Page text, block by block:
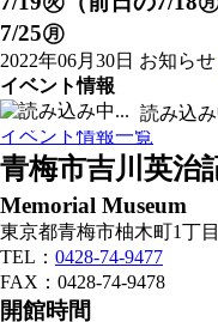
7/25㊊
2022年06月30日 お知らせ
イベント情報
読み込
■休館日 /■イベント実施
イベント情報一覧
青梅市吉川英治
Memorial Museum
東京都青梅市柚木町1丁
TEL： 0428-74-9477
FAX：0428-74-9478
開館時間